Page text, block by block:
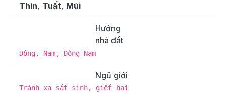
Thìn, Tuất, Mùi
Hướng
nhà đất
Đông, Nam, Đông Nam
Ngũ giới
Tránh xa sát sinh, giết hại